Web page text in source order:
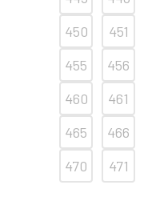
450
451
455
456
460
461
465
466
470
471